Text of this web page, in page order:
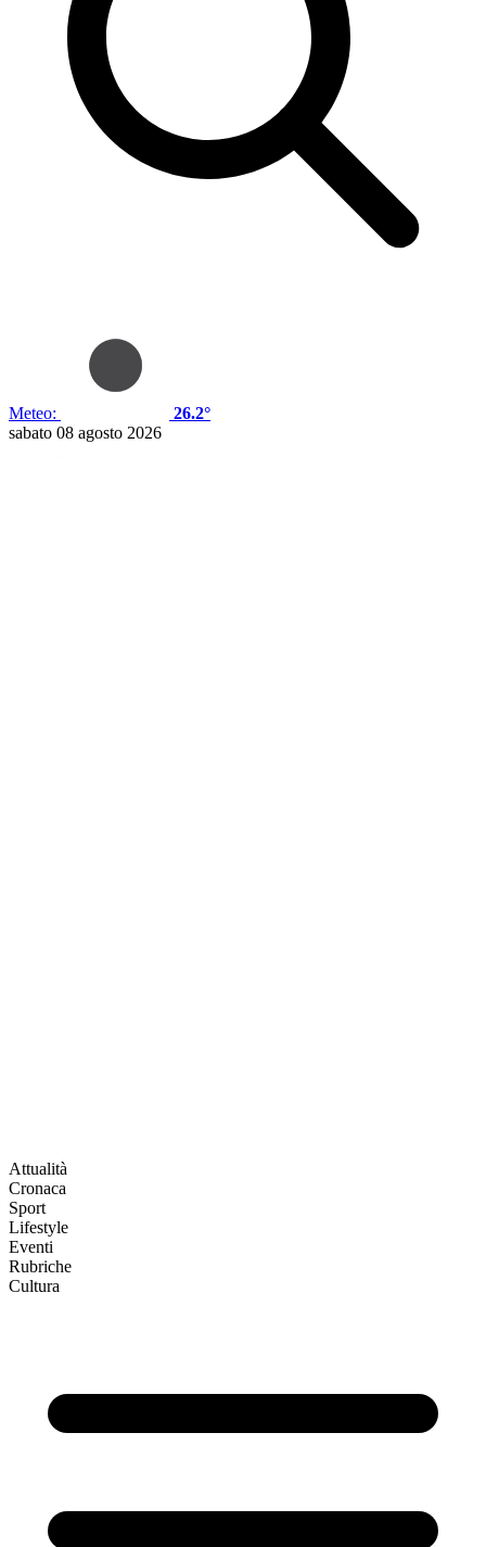
Meteo:
26.2°
sabato 08 agosto 2026
Attualità
Cronaca
Sport
Lifestyle
Eventi
Rubriche
Cultura